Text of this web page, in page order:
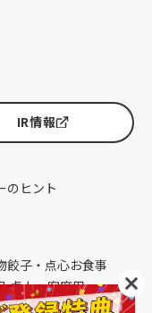
IR情報
のヒント
餃子・点心お食事
卓上・客席用
生鮮品（配送便限定）